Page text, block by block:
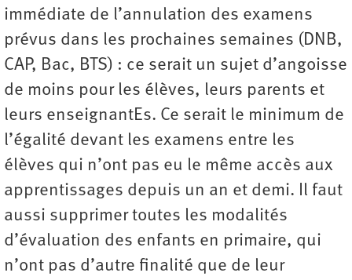
immédiate de l’annulation des examens
prévus dans les prochaines semaines (DNB,
CAP, Bac, BTS) : ce serait un sujet d’angoisse
de moins pour les élèves, leurs parents et
leurs enseignantEs. Ce serait le minimum de
l’égalité devant les examens entre les
élèves qui n’ont pas eu le même accès aux
apprentissages depuis un an et demi. Il faut
aussi supprimer toutes les modalités
d’évaluation des enfants en primaire, qui
n’ont pas d’autre finalité que de leur